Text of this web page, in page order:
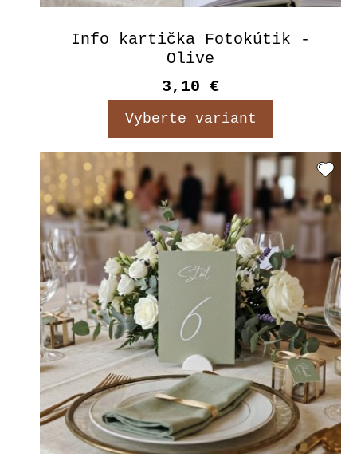
Info kartička Fotokútik -
Olive
3,10 €
Vyberte variant